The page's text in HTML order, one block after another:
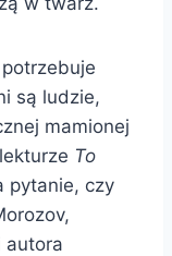
są ludzie,
mamionej
To
pytanie, czy
autora